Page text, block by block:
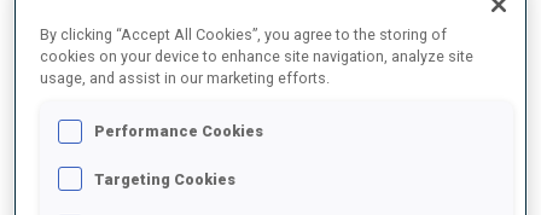
2024/2025
By clicking “Accept All Cookies”, you agree to the storing of
cookies on your device to enhance site navigation, analyze site
usage, and assist in our marketing efforts.
Performance Cookies
Targeting Cookies